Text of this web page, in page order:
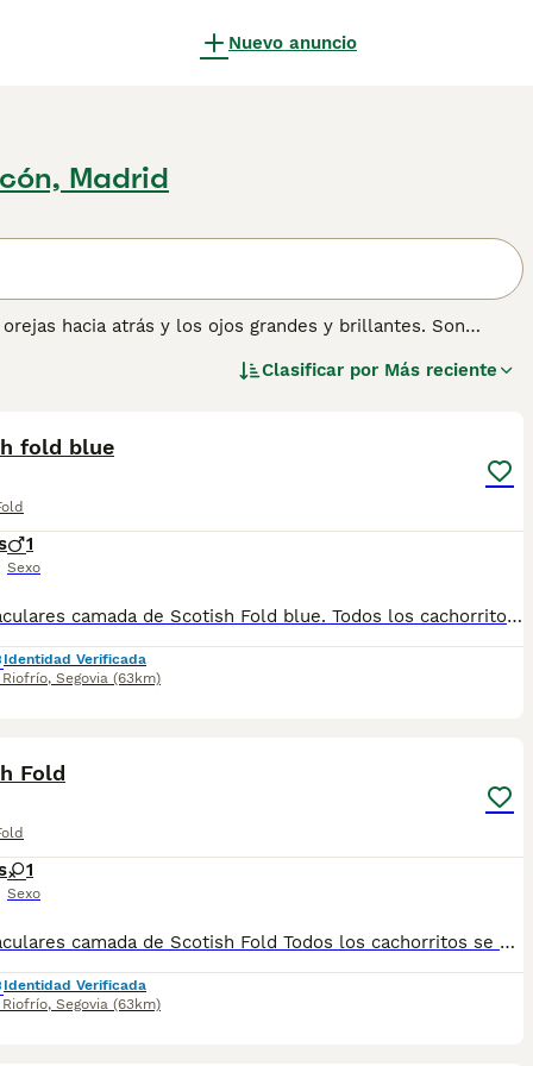
Nuevo anuncio
Madrid
hacia atrás y los ojos grandes y brillantes. Son
y por una buena razón: el Scottish Fold no solo
sobre esta raza de gato.
Clasificar por Más reciente
fold blue
1
Sexo
Espectaculares camada de Scotish Fold blue. Todos los cachorritos se entregan con unos dos meses y medio de edad y sus vacunas correspondientes, desparasitados interna y externamente, con certificado de salud, y garantía tanto por enfermedad vírica como congénito genética. Posibilidad de entregar en toda España mediante transporte propio preparado para animales y con chofer privado. Los precios pueden variar según las características y morfología de cada cachorro. Añádenos al whats app o llámanos, y encantados atenderemos todas tus dudas y consultas. Teléfono / Whats app: 641 92 23 90
Identidad Verificada
Riofrío, Segovia (63km)
Fold
1
Sexo
Espectaculares camada de Scotish Fold Todos los cachorritos se entregan con unos dos meses y medio de edad y sus vacunas correspondientes, desparasitados interna y externamente, con certificado de salud, y garantía tanto por enfermedad vírica como congénito genética. Posibilidad de entregar en toda España mediante transporte propio preparado para animales y con chofer privado. Los precios pueden variar según las características y morfología de cada cachorro. Añádenos al whats app o llámanos, y encantados atenderemos todas tus dudas y consultas. Teléfono / Whats app: 641 92 23 90
Identidad Verificada
Riofrío, Segovia (63km)